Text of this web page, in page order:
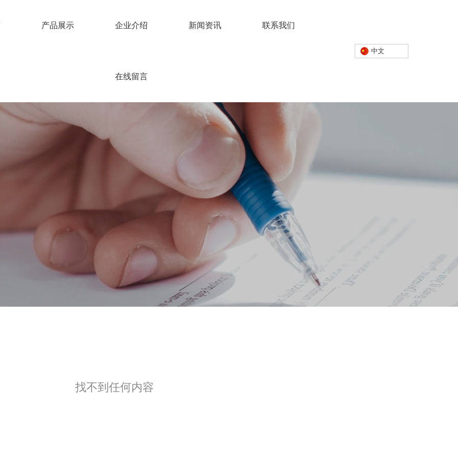
产品展示 企业介绍 新闻资讯 联系我们
在线留言
中文
找不到任何内容